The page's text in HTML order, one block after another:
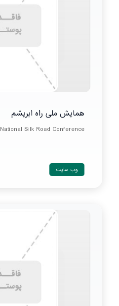
همایش ملی راه ابریشم
National Silk Road Conference
وب سایت